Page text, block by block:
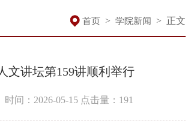
首页 > 学院新闻 > 正文
文讲坛第159讲顺利举行
时间：2026-05-15 点击量： 191